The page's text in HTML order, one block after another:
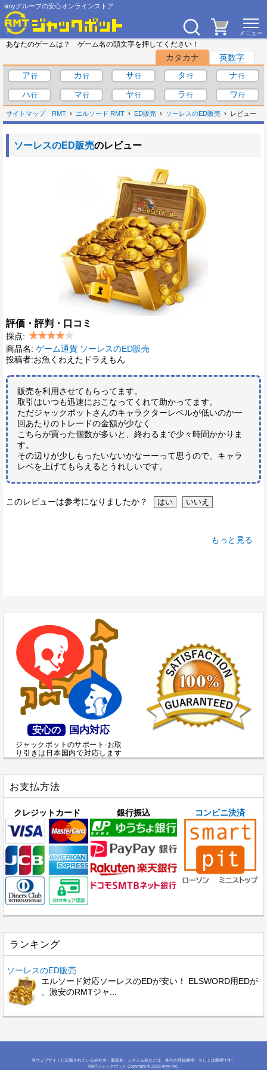
iimyグループの安心オンラインストア
あなたのゲームは？ ゲーム名の頭文字を押してください！
カタカナ
英数字
ア
カ サ タ
ナ
ハ
マ ヤ ラ ワ
サイトマップ RMT エルソード RMT ED販売 ソーレスのED販売 レビュー
ソーレスのED販売のレビュー
評価・評判・口コミ
採点:
商品名: ゲーム通貨 ソーレスのED販売
投稿者:お魚くわえたドラえもん
販売を利用させてもらってます。
取引はいつも迅速におこなってくれて助かってます。
ただジャックポットさんのキャラクターレベルが低いのか一
回あたりのトレードの金額が少なく
こちらが買った個数が多いと、終わるまで少々時間かかりま
す。
その辺りが少しもったいないかなーーって思うので、キャラ
レベを上げてもらえるとうれしいです。
このレビューは参考になりましたか？
もっと見る
安心の 国内対応
ジャックポットのサポート·お取
り引きは日本国内で対応します
お支払方法
クレジットカード 銀行振込 コンビニ決済
ランキング
ソーレスのED販売
エルソード対応ソーレスのEDが安い！ ELSWORD用EDが
、激安のRMTジャ...
当ウェブサイトに記載されている会社名・製品名・システム名などは、各社の登録商標、もしくは商標です。
RMTジャックポット Copyright © 2026 iimy Inc.